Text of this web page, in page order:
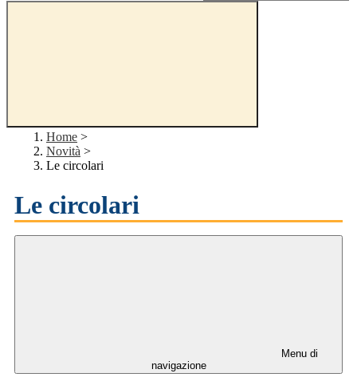
Home >
Novità >
Le circolari
Le circolari
Menu di
navigazione